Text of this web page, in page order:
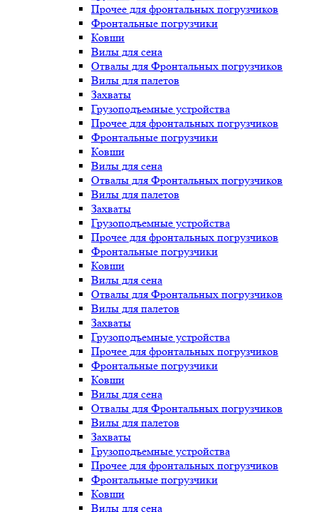
Прочее для фронтальных погрузчиков
Фронтальные погрузчики
Ковши
Вилы для сена
Отвалы для Фронтальных погрузчиков
Вилы для палетов
Захваты
Грузоподъемные устройства
Прочее для фронтальных погрузчиков
Фронтальные погрузчики
Ковши
Вилы для сена
Отвалы для Фронтальных погрузчиков
Вилы для палетов
Захваты
Грузоподъемные устройства
Прочее для фронтальных погрузчиков
Фронтальные погрузчики
Ковши
Вилы для сена
Отвалы для Фронтальных погрузчиков
Вилы для палетов
Захваты
Грузоподъемные устройства
Прочее для фронтальных погрузчиков
Фронтальные погрузчики
Ковши
Вилы для сена
Отвалы для Фронтальных погрузчиков
Вилы для палетов
Захваты
Грузоподъемные устройства
Прочее для фронтальных погрузчиков
Фронтальные погрузчики
Ковши
Вилы для сена